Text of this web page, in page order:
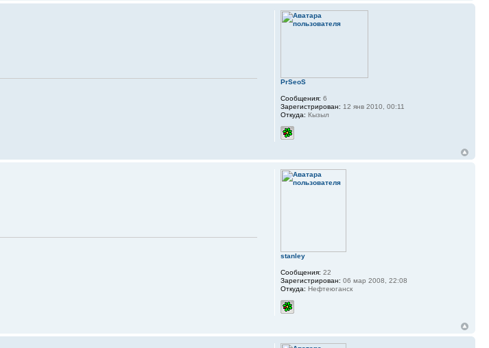
PrSeoS
Сообщения: 6
Зарегистрирован: 12 янв 2010, 00:11
Откуда: Кызыл
stanley
Сообщения: 22
Зарегистрирован: 06 мар 2008, 22:08
Откуда: Нефтеюганск